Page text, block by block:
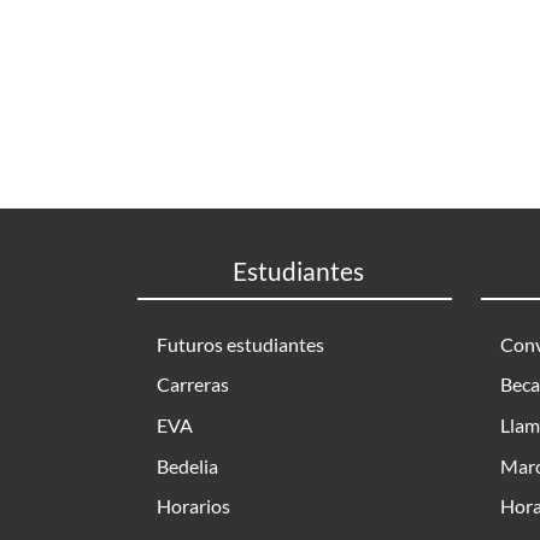
Estudiantes
Futuros estudiantes
Carreras
EVA
Bedelia
Horarios